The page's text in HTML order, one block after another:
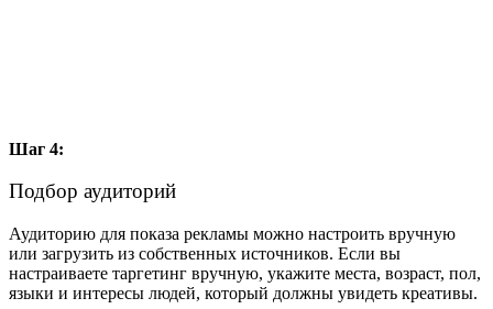
Шаг 4:
Подбор аудиторий
Аудиторию для показа рекламы можно настроить вручную
или загрузить из собственных источников. Если вы
настраиваете таргетинг вручную, укажите места, возраст, пол,
языки и интересы людей, который должны увидеть креативы.